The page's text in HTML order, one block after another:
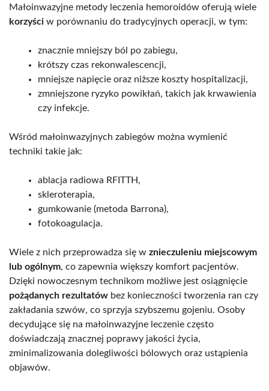
Małoinwazyjne metody leczenia hemoroidów oferują wiele
korzyści w porównaniu do tradycyjnych operacji, w tym:
znacznie mniejszy ból po zabiegu,
krótszy czas rekonwalescencji,
mniejsze napięcie oraz niższe koszty hospitalizacji,
zmniejszone ryzyko powikłań, takich jak krwawienia
czy infekcje.
Wśród małoinwazyjnych zabiegów można wymienić
techniki takie jak:
ablacja radiowa RFITTH,
skleroterapia,
gumkowanie (metoda Barrona),
fotokoagulacja.
Wiele z nich przeprowadza się w znieczuleniu miejscowym
lub ogólnym, co zapewnia większy komfort pacjentów.
Dzięki nowoczesnym technikom możliwe jest osiągnięcie
pożądanych rezultatów bez konieczności tworzenia ran czy
zakładania szwów, co sprzyja szybszemu gojeniu. Osoby
decydujące się na małoinwazyjne leczenie często
doświadczają znacznej poprawy jakości życia,
zminimalizowania dolegliwości bólowych oraz ustąpienia
objawów.